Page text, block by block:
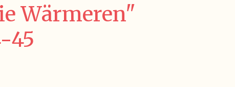
Wärmeren"
45